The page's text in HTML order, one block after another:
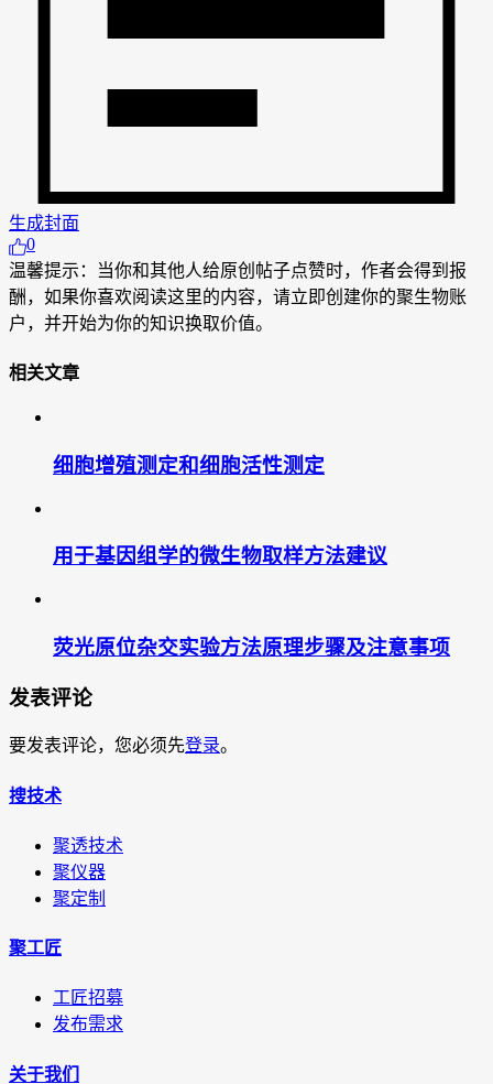
生成封面
0
温馨提示：当你和其他人给原创帖子点赞时，作者会得到报
酬，如果你喜欢阅读这里的内容，请立即创建你的聚生物账
户，并开始为你的知识换取价值。
相关文章
细胞增殖测定和细胞活性测定
用于基因组学的微生物取样方法建议
荧光原位杂交实验方法原理步骤及注意事项
发表评论
要发表评论，您必须先登录。
搜技术
聚透技术
聚仪器
聚定制
聚工匠
工匠招募
发布需求
关于我们